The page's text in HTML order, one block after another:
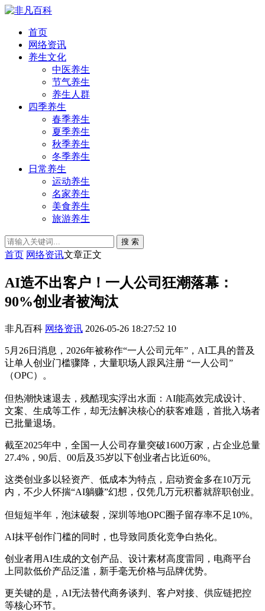
首页
网络资讯
养生文化
中医养生
节气养生
养生人群
四季养生
春季养生
夏季养生
秋季养生
冬季养生
日常养生
运动养生
名家养生
美食养生
旅游养生
搜 索
首页 网络资讯文章正文
AI造不出客户！一人公司狂潮落幕：
90%创业者被淘汰
非凡百科 网络资讯 2026-05-26 18:27:52 10
5月26日消息，2026年被称作“一人公司元年”，AI工具的普及
让单人创业门槛骤降，大量职场人跟风注册 “一人公司”
（OPC）。
但热潮快速退去，残酷现实浮出水面：AI能高效完成设计、
文案、生成等工作，却无法解决核心的获客难题，首批入场者
已批量退场。
截至2025年中，全国一人公司存量突破1600万家，占企业总量
27.4%，90后、00后及35岁以下创业者占比近60%。
这类创业多以轻资产、低成本为特点，启动资金多在10万元
内，不少人怀揣“AI躺赚”幻想，仅凭几万元积蓄就辞职创业。
但短短半年，泡沫破裂，深圳等地OPC圈子留存率不足10%。
AI抹平创作门槛的同时，也导致同质化竞争白热化。
创业者用AI生成的文创产品、设计素材高度雷同，电商平台
上同款低价产品泛滥，新手毫无价格与品牌优势。
更关键的是，AI无法替代商务谈判、客户对接、供应链把控
等核心环节。